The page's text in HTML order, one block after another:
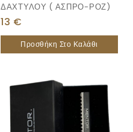
ΔΑΧΤΥΛΟΥ ( ΑΣΠΡΟ-ΡΟΖ)
13 €
Προσθήκη Στο Καλάθι